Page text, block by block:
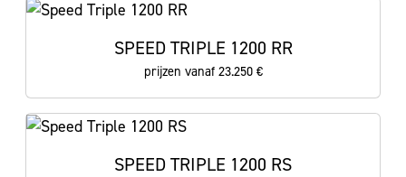
SPEED TRIPLE 1200 RR
prijzen vanaf 23.250 €
SPEED TRIPLE 1200 RS